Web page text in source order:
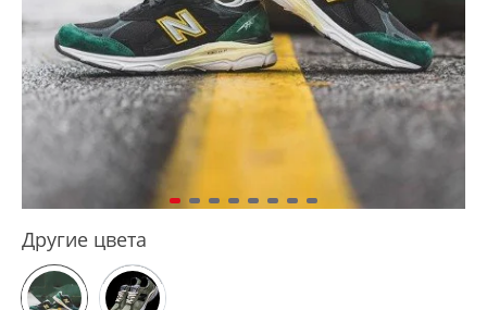
Другие цвета